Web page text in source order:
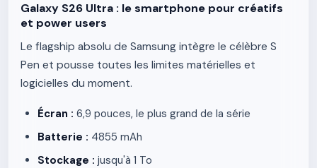
Galaxy S26 Ultra : le smartphone pour créatifs
et power users
Le flagship absolu de Samsung intègre le célèbre S
Pen et pousse toutes les limites matérielles et
logicielles du moment.
Écran : 6,9 pouces, le plus grand de la série
Batterie : 4855 mAh
Stockage : jusqu'à 1 To